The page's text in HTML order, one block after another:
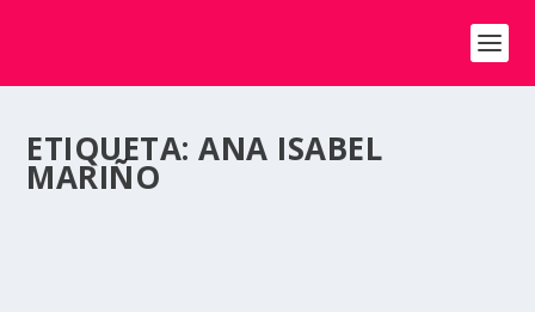
ETIQUETA:ANA ISABEL
MARIÑO